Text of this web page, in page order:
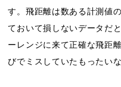
す。飛距離は数ある計測値
ておいて損しないデータだ
ーレンジに来て正確な飛距
びでミスしていたもったい